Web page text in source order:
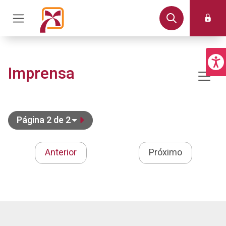
Imprensa
Página 2 de 2
Anterior Próximo